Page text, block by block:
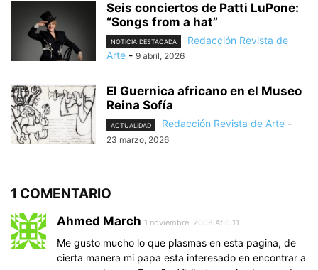
Seis conciertos de Patti LuPone:
“Songs from a hat”
NOTICIA DESTACADA
Redacción Revista de
Arte - 9 abril, 2026
El Guernica africano en el Museo
Reina Sofía
ACTUALIDAD Redacción Revista de Arte -
23 marzo, 2026
1 COMENTARIO
Ahmed March 1 noviembre, 2008 At 6:11
Me gusto mucho lo que plasmas en esta pagina, de
cierta manera mi papa esta interesado en encontrar a